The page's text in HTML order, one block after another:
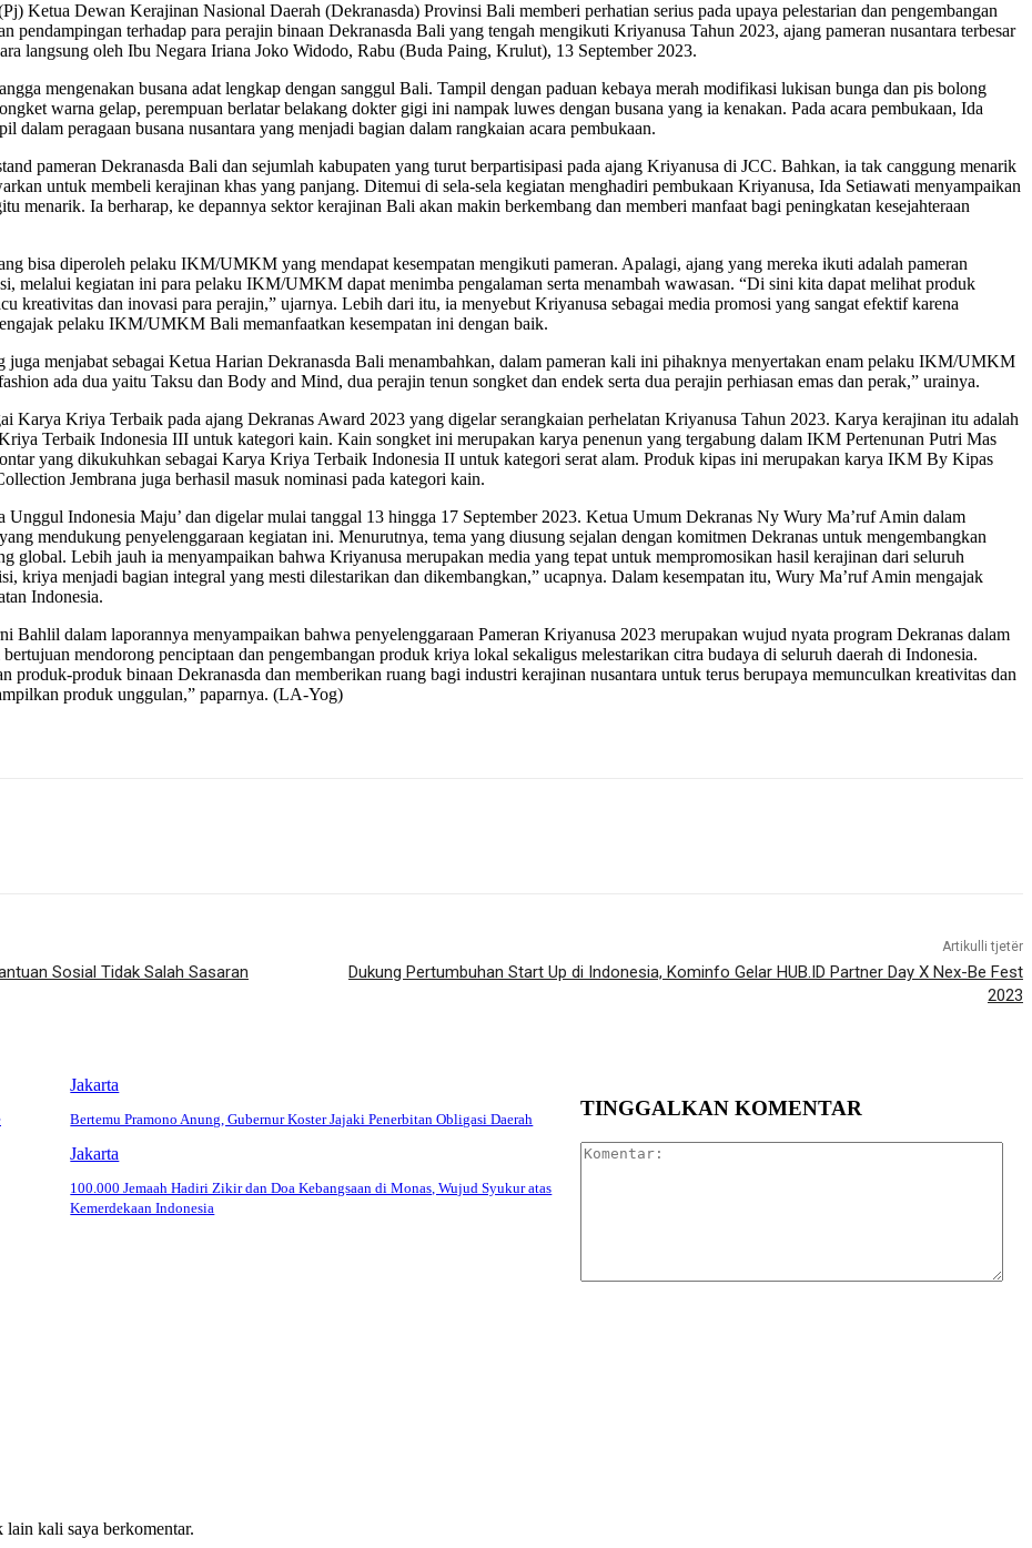
Ketua Dewan Kerajinan Nasional Daerah (Dekranasda) Provinsi Bali memberi perhatian serius pada upaya pelestarian dan pengembangan
terhadap para perajin binaan Dekranasda Bali yang tengah mengikuti Kriyanusa Tahun 2023, ajang pameran nusantara terbesar
langsung oleh Ibu Negara Iriana Joko Widodo, Rabu (Buda Paing, Krulut), 13 September 2023.
mengenakan busana adat lengkap dengan sanggul Bali. Tampil dengan paduan kebaya merah modifikasi lukisan bunga dan pis bolong
warna gelap, perempuan berlatar belakang dokter gigi ini nampak luwes dengan busana yang ia kenakan. Pada acara pembukaan, Ida
dalam peragaan busana nusantara yang menjadi bagian dalam rangkaian acara pembukaan.
pameran Dekranasda Bali dan sejumlah kabupaten yang turut berpartisipasi pada ajang Kriyanusa di JCC. Bahkan, ia tak canggung menarik
untuk membeli kerajinan khas yang panjang. Ditemui di sela-sela kegiatan menghadiri pembukaan Kriyanusa, Ida Setiawati menyampaikan
menarik. Ia berharap, ke depannya sektor kerajinan Bali akan makin berkembang dan memberi manfaat bagi peningkatan kesejahteraan
bisa diperoleh pelaku IKM/UMKM yang mendapat kesempatan mengikuti pameran. Apalagi, ajang yang mereka ikuti adalah pameran
melalui kegiatan ini para pelaku IKM/UMKM dapat menimba pengalaman serta menambah wawasan. “Di sini kita dapat melihat produk
kreativitas dan inovasi para perajin,” ujarnya. Lebih dari itu, ia menyebut Kriyanusa sebagai media promosi yang sangat efektif karena
pelaku IKM/UMKM Bali memanfaatkan kesempatan ini dengan baik.
juga menjabat sebagai Ketua Harian Dekranasda Bali menambahkan, dalam pameran kali ini pihaknya menyertakan enam pelaku IKM/UMKM
ada dua yaitu Taksu dan Body and Mind, dua perajin tenun songket dan endek serta dua perajin perhiasan emas dan perak,” urainya.
Karya Kriya Terbaik pada ajang Dekranas Award 2023 yang digelar serangkaian perhelatan Kriyanusa Tahun 2023. Karya kerajinan itu adalah
Terbaik Indonesia III untuk kategori kain. Kain songket ini merupakan karya penenun yang tergabung dalam IKM Pertenunan Putri Mas
yang dikukuhkan sebagai Karya Kriya Terbaik Indonesia II untuk kategori serat alam. Produk kipas ini merupakan karya IKM By Kipas
Jembrana juga berhasil masuk nominasi pada kategori kain.
Indonesia Maju’ dan digelar mulai tanggal 13 hingga 17 September 2023. Ketua Umum Dekranas Ny Wury Ma’ruf Amin dalam
mendukung penyelenggaraan kegiatan ini. Menurutnya, tema yang diusung sejalan dengan komitmen Dekranas untuk mengembangkan
global. Lebih jauh ia menyampaikan bahwa Kriyanusa merupakan media yang tepat untuk mempromosikan hasil kerajinan dari seluruh
kriya menjadi bagian integral yang mesti dilestarikan dan dikembangkan,” ucapnya. Dalam kesempatan itu, Wury Ma’ruf Amin mengajak
Indonesia.
Bahlil dalam laporannya menyampaikan bahwa penyelenggaraan Pameran Kriyanusa 2023 merupakan wujud nyata program Dekranas dalam
mendorong penciptaan dan pengembangan produk kriya lokal sekaligus melestarikan citra budaya di seluruh daerah di Indonesia.
produk-produk binaan Dekranasda dan memberikan ruang bagi industri kerajinan nusantara untuk terus berupaya memunculkan kreativitas dan
produk unggulan,” paparnya. (LA-Yog)
Sosial Tidak Salah Sasaran
Artikulli tjetër
Dukung Pertumbuhan Start Up di Indonesia, Kominfo Gelar HUB.ID Partner Day X Nex-Be Fest
2023
Jakarta
Bertemu Pramono Anung, Gubernur Koster Jajaki Penerbitan Obligasi Daerah
Jakarta
100.000 Jemaah Hadiri Zikir dan Doa Kebangsaan di Monas, Wujud Syukur atas
Kemerdekaan Indonesia
TINGGALKAN KOMENTAR
kali saya berkomentar.